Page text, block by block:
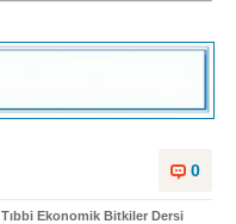
0
Tıbbi Ekonomik Bitkiler Dersi